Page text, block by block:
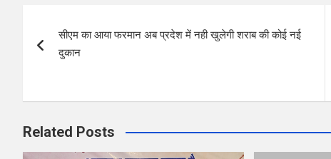
o
o
A t
navigation
सीएम का आया फरमान अब प्रदेश में नही खुलेगी शराब की कोई नई
दुकान
Related Posts